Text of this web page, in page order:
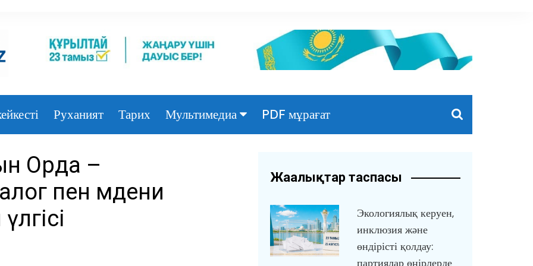
Руханият Тарих Мультимедиа PDF мұрағат
Орда –
пен мәдени
Жаңалықтар таспасы
Экологиялық керуен,
инклюзия және
өндірісті қолдау:
партиялар өңірлерде